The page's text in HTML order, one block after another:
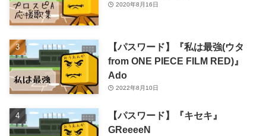
2020年8月16日
【パスワード】『私は最強(ウタ
from ONE PIECE FILM RED)』
Ado
2022年8月10日
【パスワード】『キセキ』
GReeeeN